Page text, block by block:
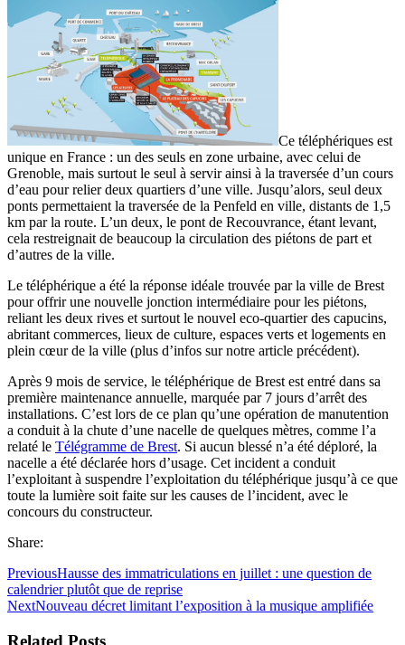
Ce téléphériques est
unique en France : un des seuls en zone urbaine, avec celui de
Grenoble, mais surtout le seul à servir ainsi à la traversée d’un cours
d’eau pour relier deux quartiers d’une ville. Jusqu’alors, seul deux
ponts permettaient la traversée de la Penfeld en ville, distants de 1,5
km par la route. L’un deux, le pont de Recouvrance, étant levant,
cela restreignait de beaucoup la circulation des piétons de part et
d’autres de la ville.
Le téléphérique a été la réponse idéale trouvée par la ville de Brest
pour offrir une nouvelle jonction intermédiaire pour les piétons,
reliant les deux rives et surtout le nouvel eco-quartier des capucins,
abritant commerces, lieux de culture, espaces verts et logements en
plein cœur de la ville (plus d’infos sur notre article précédent).
Après 9 mois de service, le téléphérique de Brest est entré dans sa
première maintenance annuelle, marquée par 7 jours d’arrêt des
installations. C’est lors de ce plan qu’une opération de manutention
a conduit à la chute d’une nacelle de quelques mètres, comme l’a
relaté le Télégramme de Brest. Si aucun blessé n’a été déploré, la
nacelle a été déclarée hors d’usage. Cet incident a conduit
l’exploitant à suspendre l’exploitation du téléphérique jusqu’à ce que
toute la lumière soit faite sur les causes de l’incident, avec le
concours du constructeur.
Share:
PreviousHausse des immatriculations en juillet : une question de
calendrier plutôt que de reprise
NextNouveau décret limitant l’exposition à la musique amplifiée
Related Posts